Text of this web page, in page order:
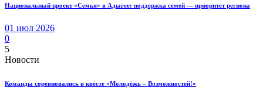
Национальный проект «Семья» в Адыгее: поддержка семей — приоритет региона
01 июл 2026
0
5
Новости
Команды соревновались в квесте «Молодёжь – Возможностей!»